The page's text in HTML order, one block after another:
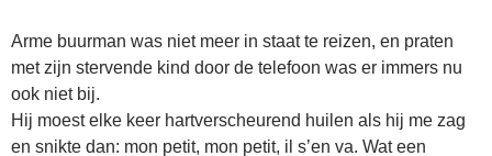
Arme buurman was niet meer in staat te reizen, en praten
met zijn stervende kind door de telefoon was er immers nu
ook niet bij.
Hij moest elke keer hartverscheurend huilen als hij me zag
en snikte dan: mon petit, mon petit, il s’en va. Wat een